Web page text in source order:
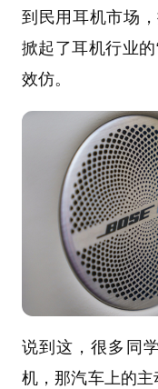
到民用耳机市场
掀起了耳机行业
效仿。
说到这，很多同
机，那汽车上的